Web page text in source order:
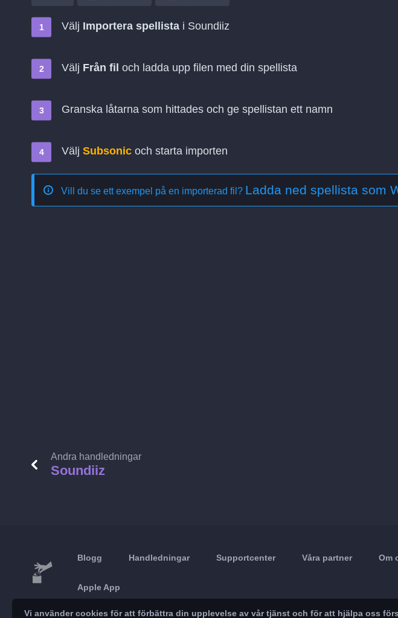
Välj Importera spellista i Soundiiz
Välj Från fil och ladda upp filen med din spellista
Granska låtarna som hittades och ge spellistan ett namn
Välj Subsonic och starta importen
Vill du se ett exempel på en importerad fil? Ladda ned spellista som
Andra handledningar
Soundiiz
Blogg Handledningar Supportcenter Våra partner Om
Apple App
Vi använder cookies för att förbättra din upplevelse av vår tjänst och för att hjälpa oss